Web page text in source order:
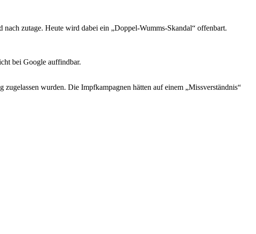
zutage. Heute wird dabei ein „Doppel-Wumms-Skandal“ offenbart.
bei Google auffindbar.
wurden. Die Impfkampagnen hätten auf einem „Missverständnis“